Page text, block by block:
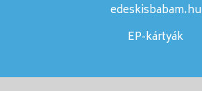
edeskisbabam.hu
EP-kártyák